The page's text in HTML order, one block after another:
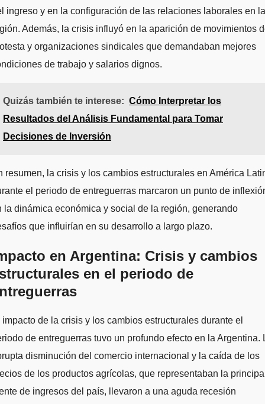
ingreso y en la configuración de las relaciones laborales en la
Además, la crisis influyó en la aparición de movimientos
y organizaciones sindicales que demandaban mejores
de trabajo y salarios dignos.
Quizás también te interese: Cómo Interpretar los
Resultados del Análisis Fundamental para Tomar
Decisiones de Inversión
resumen, la crisis y los cambios estructurales en América
el periodo de entreguerras marcaron un punto de
la dinámica económica y social de la región, generando
que influirían en su desarrollo a largo plazo.
en Argentina: Crisis y cambios
en el periodo de
impacto de la crisis y los cambios estructurales durante el
de entreguerras tuvo un profundo efecto en la Argentina.
disminución del comercio internacional y la caída de los
de los productos agrícolas, que representaban la
de ingresos del país, llevaron a una aguda recesión